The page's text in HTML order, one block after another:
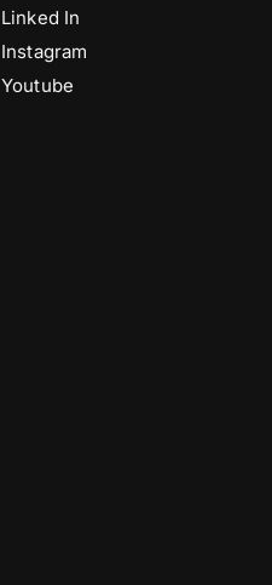
Linked In
Instagram
Youtube